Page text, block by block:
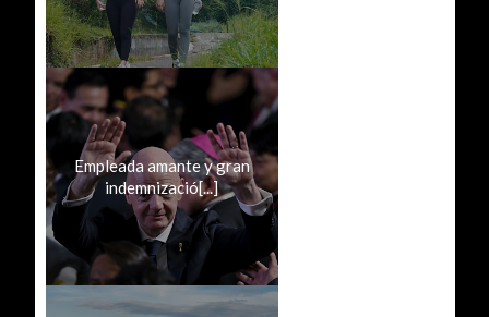
Empleada amante y gran
indemnizació[...]